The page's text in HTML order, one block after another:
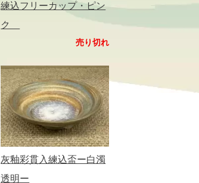
練込フリーカップ・ピン
ク
売り切れ
灰釉彩貫入練込盃ー白濁
透明ー